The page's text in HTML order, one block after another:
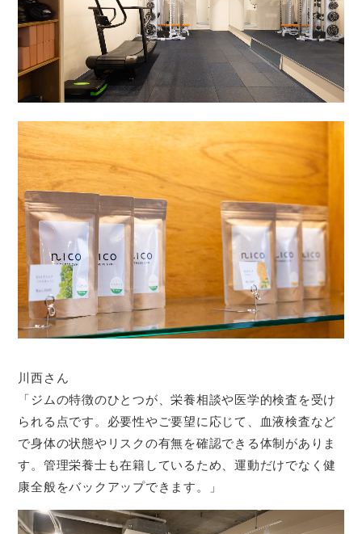
川西さん
「ジムの特徴のひとつが、栄養相談や医学的検査を受け
られる点です。必要性やご要望に応じて、血液検査など
で身体の状態やリスクの有無を確認できる体制がありま
す。管理栄養士も在籍しているため、運動だけでなく健
康全般をバックアップできます。」